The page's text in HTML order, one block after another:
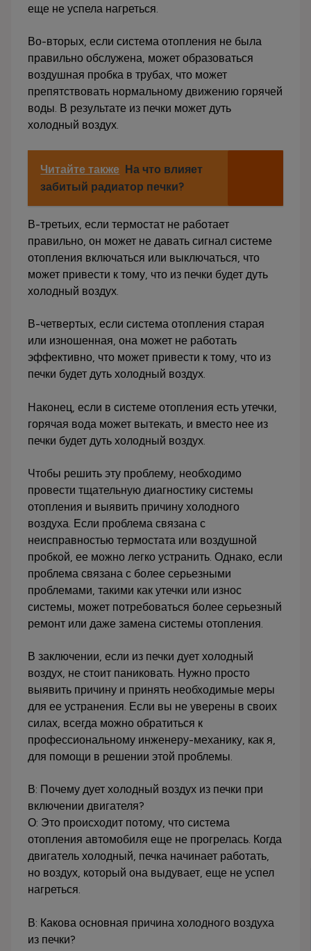
еще не успела нагреться.
Во-вторых, если система отопления не была
правильно обслужена, может образоваться
воздушная пробка в трубах, что может
препятствовать нормальному движению горячей
воды. В результате из печки может дуть
холодный воздух.
Читайте также На что влияет
забитый радиатор печки?
В-третьих, если термостат не работает
правильно, он может не давать сигнал системе
отопления включаться или выключаться, что
может привести к тому, что из печки будет дуть
холодный воздух.
В-четвертых, если система отопления старая
или изношенная, она может не работать
эффективно, что может привести к тому, что из
печки будет дуть холодный воздух.
Наконец, если в системе отопления есть утечки,
горячая вода может вытекать, и вместо нее из
печки будет дуть холодный воздух.
Чтобы решить эту проблему, необходимо
провести тщательную диагностику системы
отопления и выявить причину холодного
воздуха. Если проблема связана с
неисправностью термостата или воздушной
пробкой, ее можно легко устранить. Однако, если
проблема связана с более серьезными
проблемами, такими как утечки или износ
системы, может потребоваться более серьезный
ремонт или даже замена системы отопления.
В заключении, если из печки дует холодный
воздух, не стоит паниковать. Нужно просто
выявить причину и принять необходимые меры
для ее устранения. Если вы не уверены в своих
силах, всегда можно обратиться к
профессиональному инженеру-механику, как я,
для помощи в решении этой проблемы.
В: Почему дует холодный воздух из печки при
включении двигателя?
О: Это происходит потому, что система
отопления автомобиля еще не прогрелась. Когда
двигатель холодный, печка начинает работать,
но воздух, который она выдувает, еще не успел
нагреться.
В: Какова основная причина холодного воздуха
из печки?